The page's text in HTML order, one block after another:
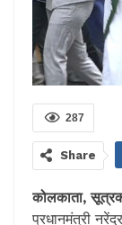
287
Share
कोलकाता,
प्रधानमंत्री